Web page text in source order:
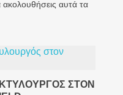
ακολουθήσεις αυτά τα
ΣΤΟΝ